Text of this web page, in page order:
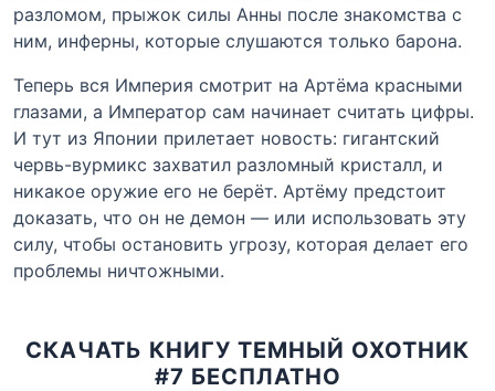
разломом, прыжок силы Анны после знакомства с
ним, инферны, которые слушаются только барона.
Теперь вся Империя смотрит на Артёма красными
глазами, а Император сам начинает считать цифры.
И тут из Японии прилетает новость: гигантский
червь-вурмикс захватил разломный кристалл, и
никакое оружие его не берёт. Артёму предстоит
доказать, что он не демон — или использовать эту
силу, чтобы остановить угрозу, которая делает его
проблемы ничтожными.
СКАЧАТЬ КНИГУ ТЕМНЫЙ ОХОТНИК
#7 БЕСПЛАТНО